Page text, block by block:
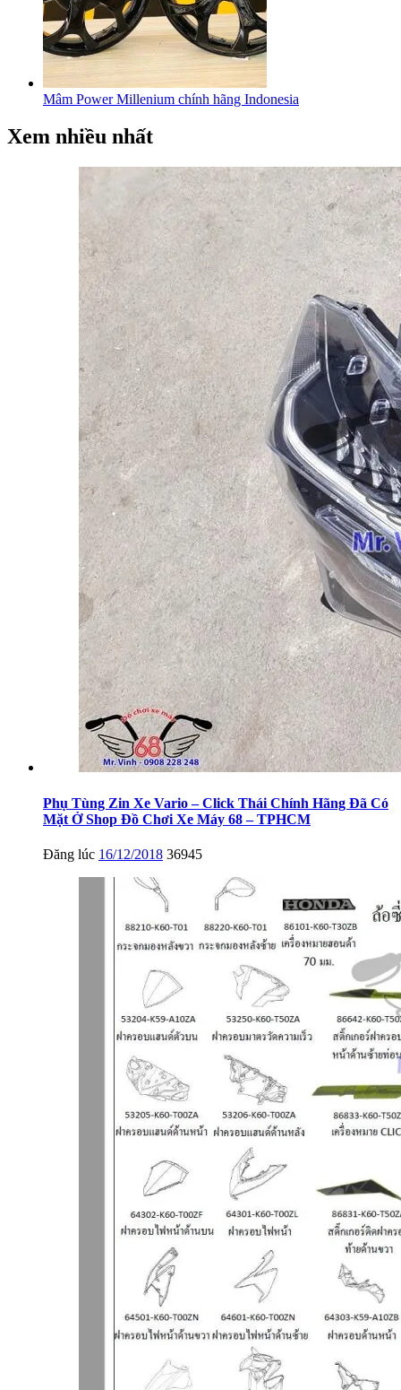
Mâm Power Millenium chính hãng Indonesia
Xem nhiều nhất
Phụ Tùng Zin Xe Vario – Click Thái Chính Hãng Đã Có
Mặt Ở Shop Đồ Chơi Xe Máy 68 – TPHCM
Đăng lúc 16/12/2018 36945